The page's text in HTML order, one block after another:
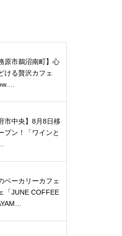
原市鵜沼南町】心
ける贅沢カフェ
市中央】8月8日移
プン！「ワインと
ベーカリーカフェ
「JUNE COFFEE